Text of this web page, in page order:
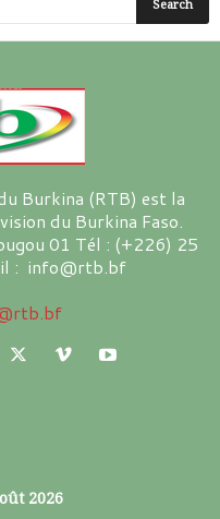
Burkina (RTB) est la
du Burkina Faso.
01 Tél : (+226) 25
: info@rtb.bf
2026